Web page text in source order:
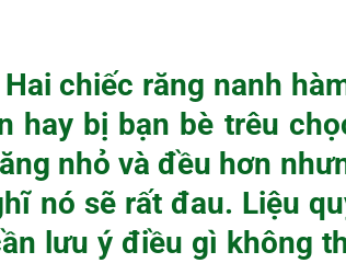
chiếc răng nanh
hay bị bạn bè trêu
nhỏ và đều hơn
nó sẽ rất đau. Liệu
lưu ý điều gì không